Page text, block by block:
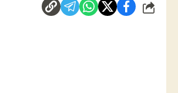
شارك